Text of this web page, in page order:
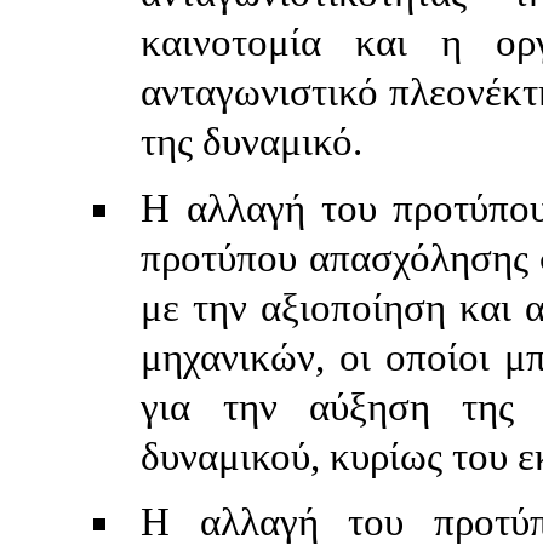
καινοτομία και η
ανταγωνιστικό
της δυναμικό.
Η αλλαγή του
προτύπου απασχόλησης
με την αξιοποίηση και
μηχανικών, οι οποίοι
για την αύξηση της
δυναμικού, κυρίως του
Η αλλαγή του